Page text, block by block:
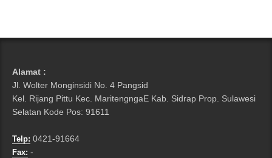
Alamat :
Jl. Wolter Monginsidi No. 4 Pangsid
Kel. Rijang Pittu Kec. MaritengngaE Kab. Sidrap Prop. Sulawesi
Selatan Kode Pos: 91611
Telp: 0421-91664
Fax: -